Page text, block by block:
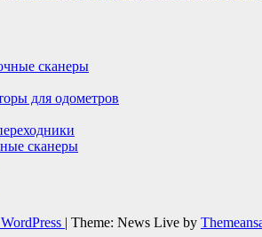
сканеры
для одометров
сканеры
| Theme: News Live by